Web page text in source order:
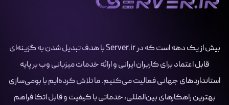
بیش از یک دهه است که در Server.ir با هدف تبدیل شدن به گزینه‌ای
قابل اعتماد برای کاربران ایرانی و ارائه خدمات میزبانی وب بر پایه
استانداردهای جهانی فعالیت می‌کنیم. ما تلاش کرده‌ایم با بومی‌سازی
بهترین راهکارهای بین‌المللی، خدماتی با کیفیت و قابل اتکا فراهم